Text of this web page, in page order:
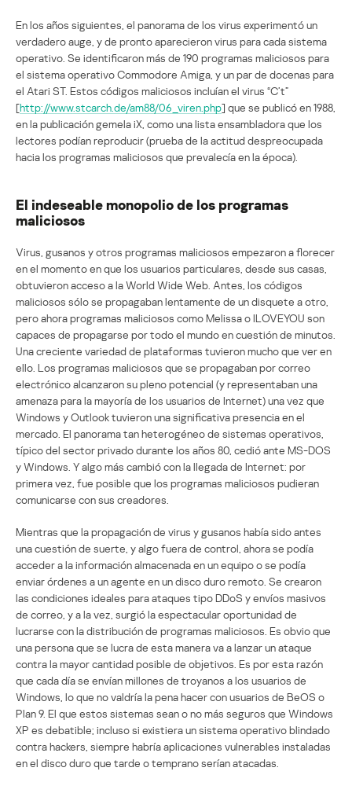
En los años siguientes, el panorama de los virus experimentó un
verdadero auge, y de pronto aparecieron virus para cada sistema
operativo. Se identificaron más de 190 programas maliciosos para
el sistema operativo Commodore Amiga, y un par de docenas para
el Atari ST. Estos códigos maliciosos incluían el virus “C’t”
[http://www.stcarch.de/am88/06_viren.php] que se publicó en 1988,
en la publicación gemela iX, como una lista ensambladora que los
lectores podían reproducir (prueba de la actitud despreocupada
hacia los programas maliciosos que prevalecía en la época).
El indeseable monopolio de los programas
maliciosos
Virus, gusanos y otros programas maliciosos empezaron a florecer
en el momento en que los usuarios particulares, desde sus casas,
obtuvieron acceso a la World Wide Web. Antes, los códigos
maliciosos sólo se propagaban lentamente de un disquete a otro,
pero ahora programas maliciosos como Melissa o ILOVEYOU son
capaces de propagarse por todo el mundo en cuestión de minutos.
Una creciente variedad de plataformas tuvieron mucho que ver en
ello. Los programas maliciosos que se propagaban por correo
electrónico alcanzaron su pleno potencial (y representaban una
amenaza para la mayoría de los usuarios de Internet) una vez que
Windows y Outlook tuvieron una significativa presencia en el
mercado. El panorama tan heterogéneo de sistemas operativos,
típico del sector privado durante los años 80, cedió ante MS-DOS
y Windows. Y algo más cambió con la llegada de Internet: por
primera vez, fue posible que los programas maliciosos pudieran
comunicarse con sus creadores.
Mientras que la propagación de virus y gusanos había sido antes
una cuestión de suerte, y algo fuera de control, ahora se podía
acceder a la información almacenada en un equipo o se podía
enviar órdenes a un agente en un disco duro remoto. Se crearon
las condiciones ideales para ataques tipo DDoS y envíos masivos
de correo, y a la vez, surgió la espectacular oportunidad de
lucrarse con la distribución de programas maliciosos. Es obvio que
una persona que se lucra de esta manera va a lanzar un ataque
contra la mayor cantidad posible de objetivos. Es por esta razón
que cada día se envían millones de troyanos a los usuarios de
Windows, lo que no valdría la pena hacer con usuarios de BeOS o
Plan 9. El que estos sistemas sean o no más seguros que Windows
XP es debatible; incluso si existiera un sistema operativo blindado
contra hackers, siempre habría aplicaciones vulnerables instaladas
en el disco duro que tarde o temprano serían atacadas.